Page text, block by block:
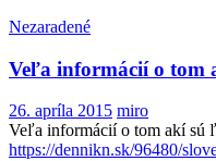
Nezaradené
Veľa informácií o tom
26. apríla 2015 miro
Veľa informácií o tom akí sú
https://dennikn.sk/96480/